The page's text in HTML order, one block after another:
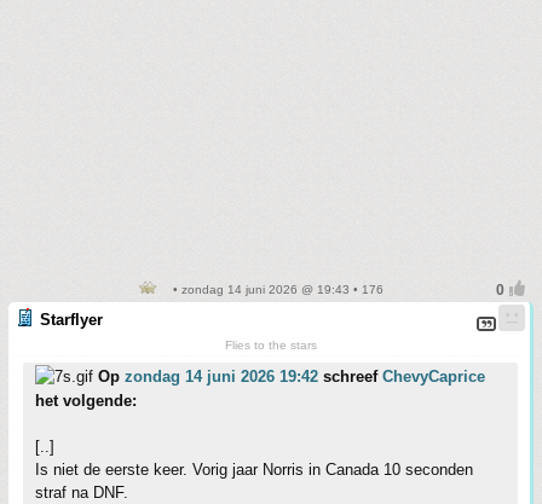
• zondag 14 juni 2026 @ 19:43 • 176
Starflyer
Flies to the stars
Op zondag 14 juni 2026 19:42 schreef ChevyCaprice
het volgende:
[..]
Is niet de eerste keer. Vorig jaar Norris in Canada 10 seconden
straf na DNF.